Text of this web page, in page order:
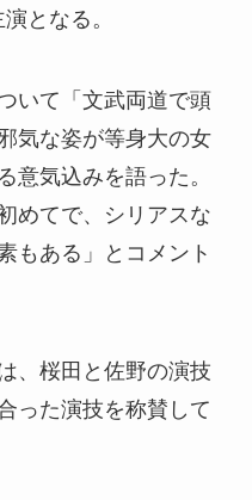
となる。
いて「文武両道で頭
気な姿が等身大の女
意気込みを語った。
めてで、シリアスな
もある」とコメント
、桜田と佐野の演技
った演技を称賛して